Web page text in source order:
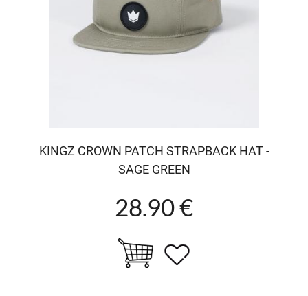
KINGZ CROWN PATCH STRAPBACK HAT -
SAGE GREEN
28.90 €